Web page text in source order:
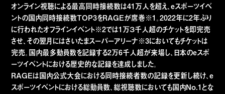
オンライン視聴による最高同時接続数は41万人を超え、eスポーツイベ
ントの国内同時接続数TOP3をRAGEが席巻※1。2022年に2年ぶり
に行われたオフラインイベント※2では1万３千人超のチケットを即完売
させ、その翌月にはさいたまスーパーアリーナ※3においてもチケットは
完売。国内最多動員数を記録する2万6千人超が来場し、日本のeスポ
ーツイベントにおける歴史的な記録を達成しました。
RAGEは国内公式大会における同時接続者数の記録を更新し続け、e
スポーツイベントにおける総動員数、総視聴数においても国内No.1とな